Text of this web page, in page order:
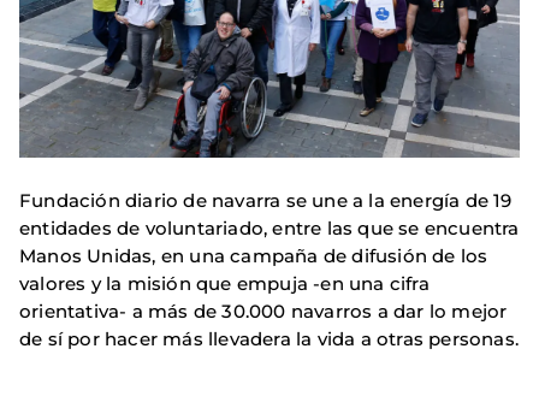
Fundación diario de navarra se une a la energía de 19
entidades de voluntariado, entre las que se encuentra
Manos Unidas, en una campaña de difusión de los
valores y la misión que empuja -en una cifra
orientativa- a más de 30.000 navarros a dar lo mejor
de sí por hacer más llevadera la vida a otras personas.